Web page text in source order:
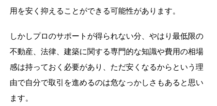
用を安く抑えることができる可能性があります。
しかしプロのサポートが得られない分、やはり最低限の
不動産、法律、建築に関する専門的な知識や費用の相場
感は持っておく必要があり、ただ安くなるからという理
由で自分で取引を進めるのは危なっかしさもあると思い
ます。